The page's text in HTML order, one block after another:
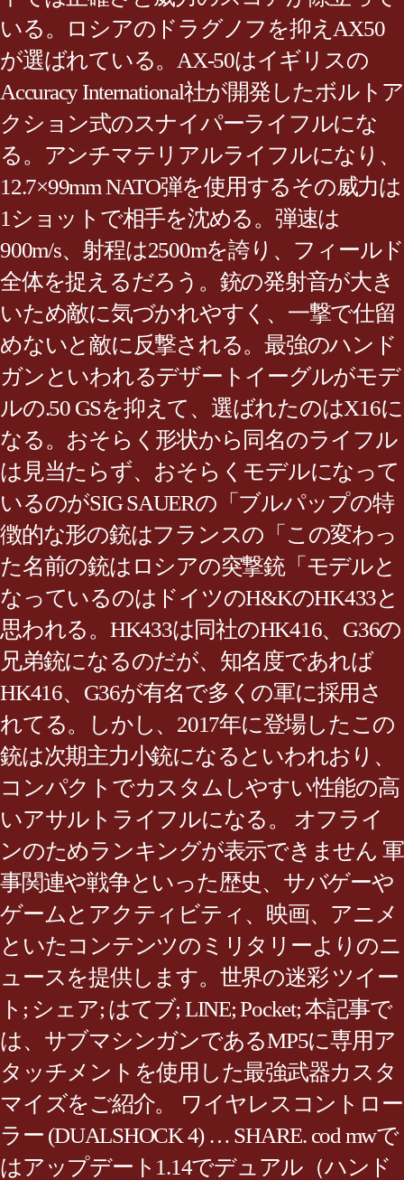
いる。ロシアのドラグノフを抑えAX50
が選ばれている。AX-50はイギリスの
Accuracy International社が開発したボルトア
クション式のスナイパーライフルにな
る。アンチマテリアルライフルになり、
12.7×99mm NATO弾を使用するその威力は
1ショットで相手を沈める。弾速は
900m/s、射程は2500mを誇り、フィールド
全体を捉えるだろう。銃の発射音が大き
いため敵に気づかれやすく、一撃で仕留
めないと敵に反撃される。最強のハンド
ガンといわれるデザートイーグルがモデ
ルの.50 GSを抑えて、選ばれたのはX16に
なる。おそらく形状から同名のライフル
は見当たらず、おそらくモデルになって
いるのがSIG SAUERの「ブルパップの特
徴的な形の銃はフランスの「この変わっ
た名前の銃はロシアの突撃銃「モデルと
なっているのはドイツのH&KのHK433と
思われる。HK433は同社のHK416、G36の
兄弟銃になるのだが、知名度であれば
HK416、G36が有名で多くの軍に採用さ
れてる。しかし、2017年に登場したこの
銃は次期主力小銃になるといわれおり、
コンパクトでカスタムしやすい性能の高
いアサルトライフルになる。 オフライ
ンのためランキングが表示できません 軍
事関連や戦争といった歴史、サバゲーや
ゲームとアクティビティ、映画、アニメ
といたコンテンツのミリタリーよりのニ
ュースを提供します。世界の迷彩 ツイー
ト; シェア; はてブ; LINE; Pocket; 本記事で
は、サブマシンガンであるMP5に専用ア
タッチメントを使用した最強武器カスタ
マイズをご紹介。 ワイヤレスコントロー
ラー (DUALSHOCK 4) … SHARE. cod mwで
はアップデート1.14でデュアル（ハンド